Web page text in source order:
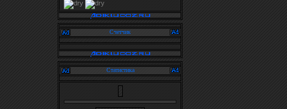
Счетчик
Статистика